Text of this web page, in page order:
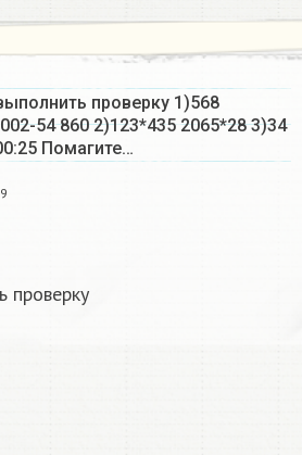
проверку 1)568
54 860 2)123*435 2065*28 3)34
Помагите…
проверку